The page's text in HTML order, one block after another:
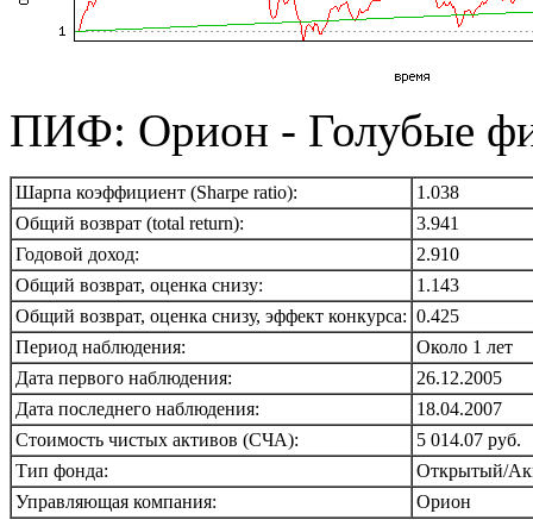
ПИФ: Орион - Голубые
Шарпа коэффициент (Sharpe ratio):
1.038
Общий возврат (total return):
3.941
Годовой доход:
2.910
Общий возврат, оценка снизу:
1.143
Общий возврат, оценка снизу, эффект конкурса: 0.425
Период наблюдения:
Около 1 лет
Дата первого наблюдения:
26.12.2005
Дата последнего наблюдения:
18.04.2007
Стоимость чистых активов (СЧА):
5 014.07 руб.
Тип фонда:
Открытый/
Управляющая компания:
Орион